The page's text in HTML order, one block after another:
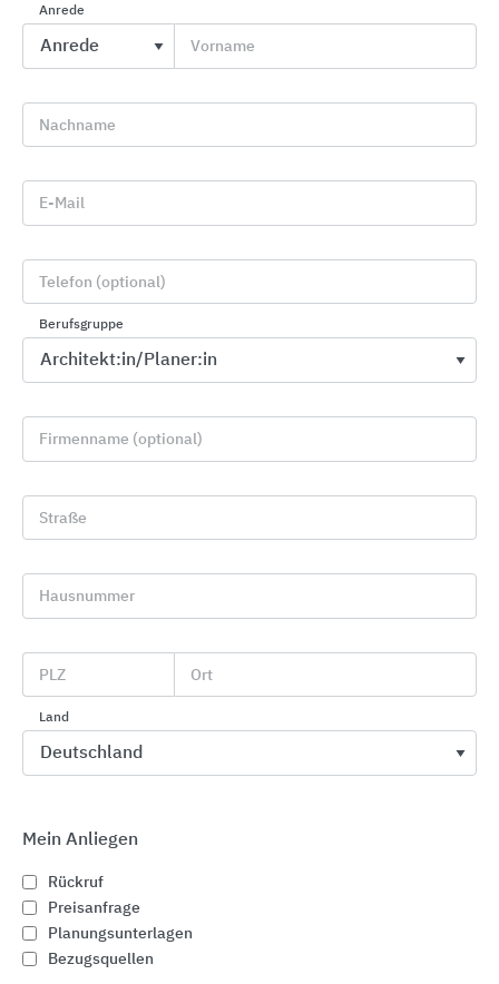
BMI Deutschland VEDAG
Premium-Flachdachabdichtung und
Bauwerksabdichtung mit WOLFIN
Anrede
Vorname
Nachname
E-Mail
Telefon (optional)
Berufsgruppe
Firmenname (optional)
Straße
Hausnummer
PLZ Ort
Land
Mein Anliegen
Rückruf
Preisanfrage
Planungsunterlagen
Bezugsquellen